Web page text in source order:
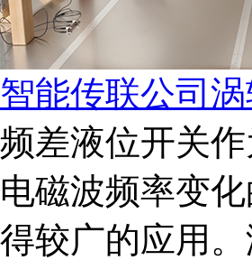
智能传联公司
频差液位开关
电磁波频率变
得较广的应用